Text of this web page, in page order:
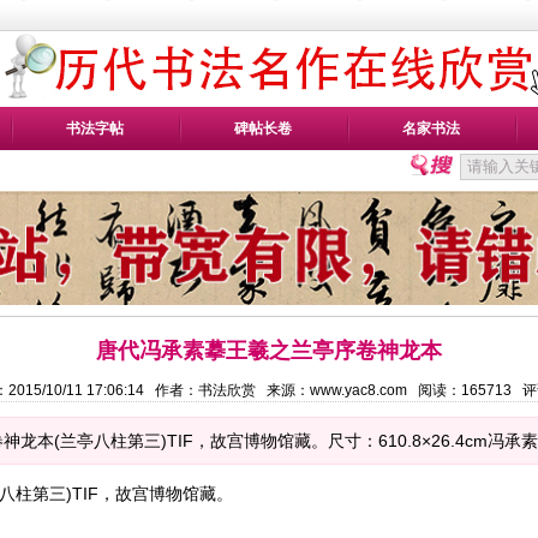
书法字帖 碑帖长卷 名家书法
唐代冯承素摹王羲之兰亭序卷神龙本
2015/10/11 17:06:14 作者：书法欣赏 来源：www.yac8.com 阅读： 165713评
龙本(兰亭八柱第三)TIF，故宫博物馆藏。尺寸：610.8×26.4cm冯承
柱第三)TIF，故宫博物馆藏。